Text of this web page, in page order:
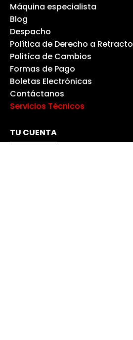
Máquina especialista
Blog
Despacho
Política de Derecho a Retracto
Politíca de Cambios
Formas de Pago
Boletas Electrónicas
Contáctanos
Servicios Técnicos
TU CUENTA